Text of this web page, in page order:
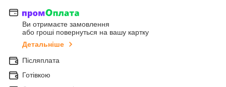
Ви отримаєте замовлення
або гроші повернуться на вашу картку
Детальніше
Післяплата
Готівкою